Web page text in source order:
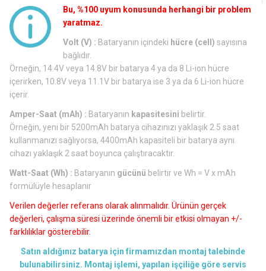
Bu, %100 uyum konusunda herhangi bir problem
yaratmaz.
Volt (V) : Bataryanın içindeki hücre (cell) sayısına
bağlıdır.
Örneğin, 14.4V veya 14.8V bir batarya 4 ya da 8 Li-ion hücre
içerirken, 10.8V veya 11.1V bir batarya ise 3 ya da 6 Li-ion hücre
içerir.
Amper-Saat (mAh) : Bataryanın kapasitesini belirtir.
Örneğin, yeni bir 5200mAh batarya cihazınızı yaklaşık 2.5 saat
kullanmanızı sağlıyorsa, 4400mAh kapasiteli bir batarya aynı
cihazı yaklaşık 2 saat boyunca çalıştıracaktır.
Watt-Saat (Wh) : Bataryanın gücünü belirtir ve Wh = V x mAh
formülüyle hesaplanır
Verilen değerler referans olarak alınmalıdır. Ürünün gerçek
değerleri, çalışma süresi üzerinde önemli bir etkisi olmayan +/-
farklılıklar gösterebilir.
Satın aldığınız batarya için firmamızdan montaj talebinde
bulunabilirsiniz. Montaj işlemi, yapılan işçiliğe göre servis